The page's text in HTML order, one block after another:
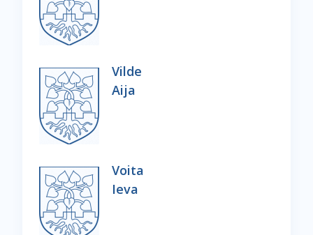
Vilde
Aija
Voita
Ieva